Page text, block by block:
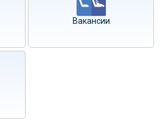
Вакансии